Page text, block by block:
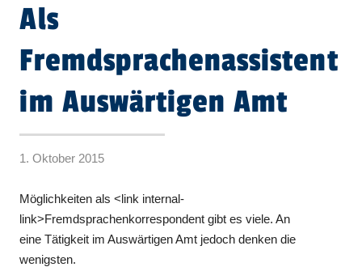
Als
Fremdsprachenassistent
im Auswärtigen Amt
1. Oktober 2015
Möglichkeiten als <link internal-
link>Fremdsprachenkorrespondent gibt es viele. An
eine Tätigkeit im Auswärtigen Amt jedoch denken die
wenigsten.